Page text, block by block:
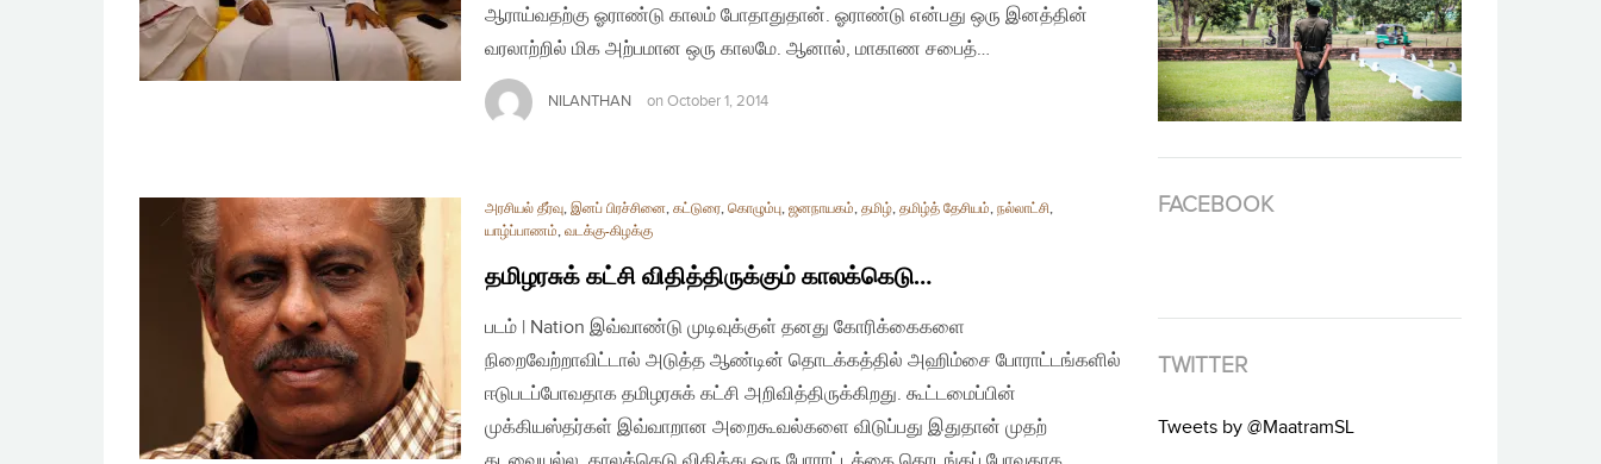
ஆராய்வதற்கு ஓராண்டு காலம் போதாதுதான். ஓராண்டு என்பது ஒரு இனத்தின்
வரலாற்றில் மிக அற்பமான ஒரு காலமே. ஆனால், மாகாண சபைத்…
NILANTHAN on October 1, 2014
அரசியல் தீர்வு, இனப் பிரச்சினை, கட்டுரை, கொழும்பு, ஜனநாயகம், தமிழ், தமிழ்த் தேசியம், நல்லாட்சி,
யாழ்ப்பாணம், வடக்கு-கிழக்கு
தமிழரசுக் கட்சி விதித்திருக்கும் காலக்கெடு…
படம் | Nation இவ்வாண்டு முடிவுக்குள் தனது கோரிக்கைகளை
நிறைவேற்றாவிட்டால் அடுத்த ஆண்டின் தொடக்கத்தில் அஹிம்சை போராட்டங்களில்
ஈடுபடப்போவதாக தமிழரசுக் கட்சி அறிவித்திருக்கிறது. கூட்டமைப்பின்
முக்கியஸ்தர்கள் இவ்வாறான அறைகூவல்களை விடுப்பது இதுதான் முதற்
FACEBOOK
TWITTER
Tweets by @MaatramSL